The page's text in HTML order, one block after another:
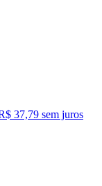
37,79 sem juros